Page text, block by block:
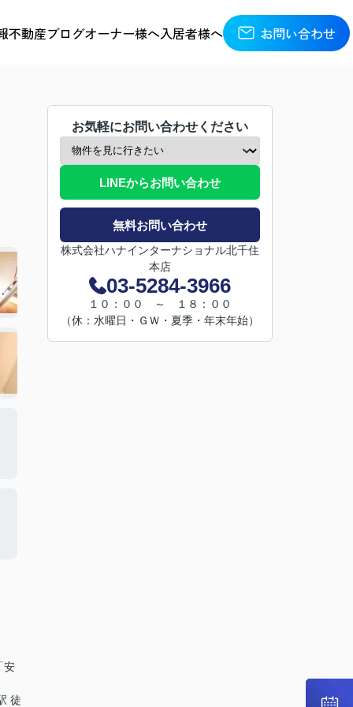
不動産ブログオーナー様へ入居者様へ お問い合わせ
安
徒
お気軽にお問い合わせください
LINEからお問い合わせ
無料お問い合わせ
株式会社ハナインターナショナル北千住
本店
03-5284-3966
１０：００ ～ １８：００
（休：水曜日・ＧＷ・夏季・年末年始）